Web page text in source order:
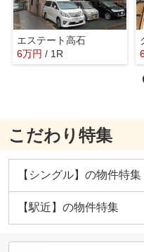
エステート高石
6万円 / 1R
こだわり特集
【シングル】の物件特集
【駅近】の物件特集